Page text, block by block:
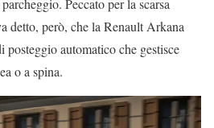
Peccato per la scarsa
detto, però, che la Renault Arkana
automatico che gestisce
o a spina.